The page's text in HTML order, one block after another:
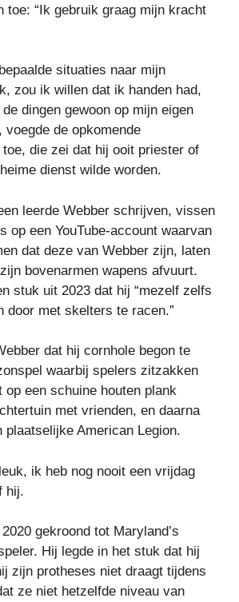
toe: “Ik gebruik graag mijn kracht
situaties naar mijn
zou ik willen dat ik handen had,
dingen gewoon op mijn eigen
voegde de opkomende
die zei dat hij ooit priester of
dienst wilde worden.
leerde Webber schrijven, vissen
op een YouTube-account waarvan
dat deze van Webber zijn, laten
bovenarmen wapens afvuurt.
stuk uit 2023 dat hij “mezelf zelfs
door met skelters te racen.”
dat hij cornhole begon te
waarbij spelers zitzakken
op een schuine houten plank
met vrienden, en daarna
American Legion.
ik heb nog nooit een vrijdag
hij.
gekroond tot Maryland’s
Hij legde in het stuk dat hij
zijn protheses niet draagt ​​tijdens
ze niet hetzelfde niveau van